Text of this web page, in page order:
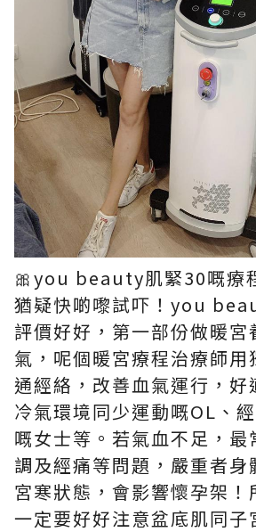
🎀you beauty肌緊30嘅療
猶疑快啲嚟試吓！you
評價好好，第一部份做暖宮
氣，呢個暖宮療程治療師用
通經絡，改善血氣運行，好
冷氣環境同少運動嘅OL、
嘅女士等。若氣血不足，最
調及經痛等問題，嚴重者身
宮寒狀態，會影響懷孕架！
一定要好好注意盆底肌同子